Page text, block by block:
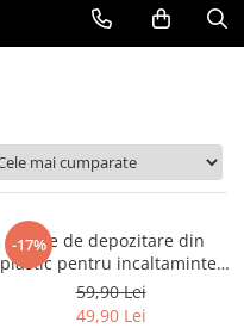
-17%
Cutie de depozitare din
plastic pentru incaltaminte,
Transparent, 36 x 30 x 14 cm
59,90 Lei
49,90 Lei